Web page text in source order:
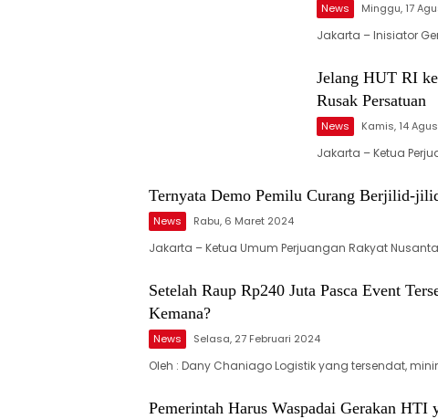
News Minggu, 17
Jakarta – Inisiator
Jelang HUT RI
Rusak Persatuan
News Kamis, 14
Jakarta – Ketua
Ternyata Demo Pemilu Curang Berjilid-
News Rabu, 6 Maret 2024
Jakarta – Ketua Umum Perjuangan Rakyat
Setelah Raup Rp240 Juta Pasca Event
Kemana?
News Selasa, 27 Februari 2024
Oleh : Dany Chaniago Logistik yang tersendat,
Pemerintah Harus Waspadai Gerakan HTI